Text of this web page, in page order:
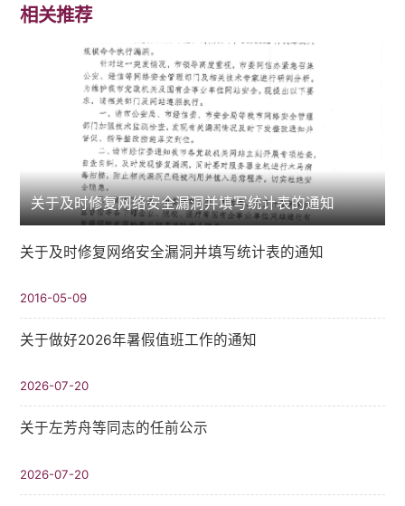
相关推荐
关于及时修复网络安全漏洞并填写统计表的通知
关于及时修复网络安全漏洞并填写统计表的通知
2016-05-09
关于做好2026年暑假值班工作的通知
2026-07-20
关于左芳舟等同志的任前公示
2026-07-20